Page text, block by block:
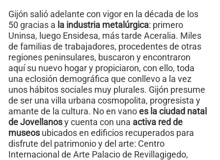
Gijón salió adelante con vigor en la década de los
50 gracias a la industria metalúrgica: primero
Uninsa, luego Ensidesa, más tarde Aceralia. Miles
de familias de trabajadores, procedentes de otras
regiones peninsulares, buscaron y encontraron
aquí su nuevo hogar y propiciaron, con ello, toda
una eclosión demográfica que conllevo a la vez
unos hábitos sociales muy plurales. Gijón presume
de ser una villa urbana cosmopolita, progresista y
amante de la cultura. No en vanoes la ciudad natal
de Jovellanosy cuenta con una activa red de
museosubicados en edificios recuperados para
disfrute del patrimonio y del arte: Centro
Internacional de Arte Palacio de Revillagigedo,